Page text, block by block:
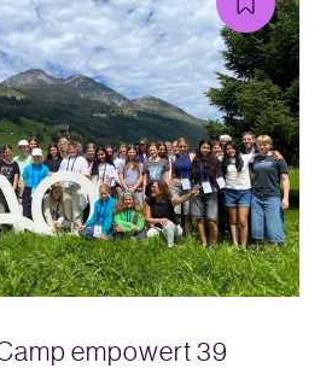
empowert 39